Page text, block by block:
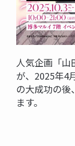
人気企画「山
が、2025年4
の大成功の後
ます。